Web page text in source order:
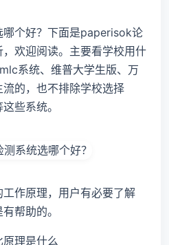
哪个好？下面是paperisok论
欢迎阅读。主要看学校用什
系统、维普大学生版、万
的，也不排除学校选择
些系统。
作原理，用户有必要了解
帮助的。
理是什么